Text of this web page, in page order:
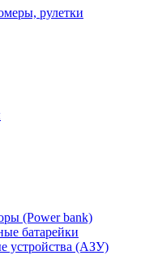
рулетки
(Power bank)
батарейки
устройства (АЗУ)